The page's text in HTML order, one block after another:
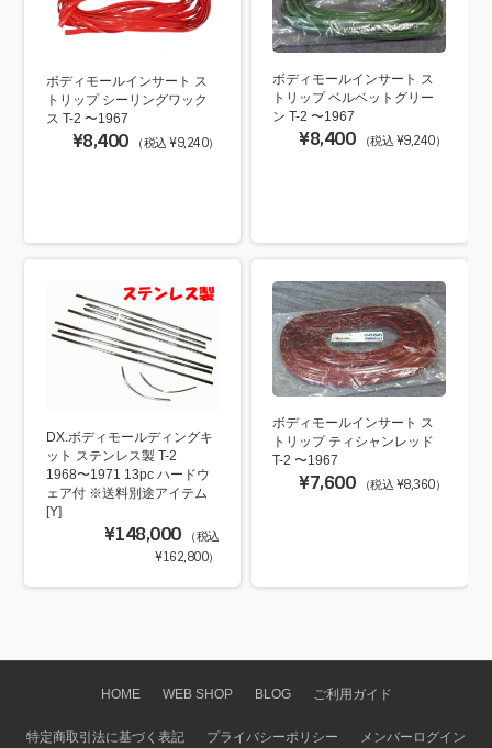
ボディモールインサート ス
トリップ シーリングワック
ス T-2 〜1967
¥8,400 （税込 ¥9,240）
ボディモールインサート ス
トリップ ベルベットグリー
ン T-2 〜1967
¥8,400 （税込 ¥9,240）
DX.ボディモールディングキ
ット ステンレス製 T-2
1968〜1971 13pc ハードウ
ェア付 ※送料別途アイテム
[Y]
¥148,000
（税込
¥162,800）
ボディモールインサート ス
トリップ ティシャンレッド
T-2 〜1967
¥7,600 （税込 ¥8,360）
HOME WEB SHOP BLOG ご利用ガイド
特定商取引法に基づく表記 プライバシーポリシー メンバーログイン